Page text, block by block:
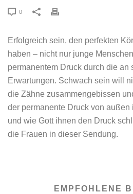
0
Erfolgreich sein, den perfekten
haben – nicht nur junge
permanentem Druck durch die an
Erwartungen. Schwach sein will
die Zähne zusammengebissen
der permanente Druck von außen
und wie Gott ihnen den Druck
die Frauen in dieser Sendung.
EMPFOHLENE